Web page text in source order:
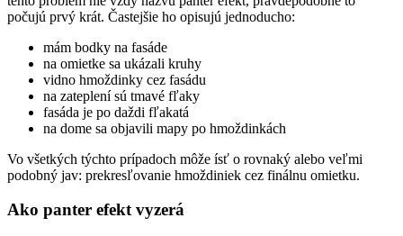
počujú prvý krát. Častejšie ho opisujú jednoducho:
mám bodky na fasáde
na omietke sa ukázali kruhy
vidno hmoždinky cez fasádu
na zateplení sú tmavé fľaky
fasáda je po daždi fľakatá
na dome sa objavili mapy po hmoždinkách
Vo všetkých týchto prípadoch môže ísť o rovnaký alebo veľmi
podobný jav: prekresľovanie hmoždiniek cez finálnu omietku.
Ako panter efekt vyzerá